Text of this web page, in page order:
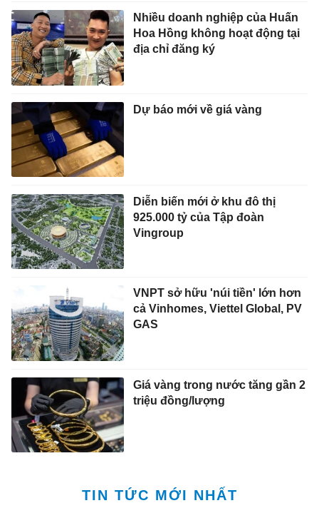
Nhiều doanh nghiệp của Huấn
Hoa Hồng không hoạt động tại
địa chỉ đăng ký
Dự báo mới về giá vàng
Diễn biến mới ở khu đô thị
925.000 tỷ của Tập đoàn
Vingroup
VNPT sở hữu 'núi tiền' lớn hơn
cả Vinhomes, Viettel Global, PV
GAS
Giá vàng trong nước tăng gần 2
triệu đồng/lượng
TIN TỨC MỚI NHẤT